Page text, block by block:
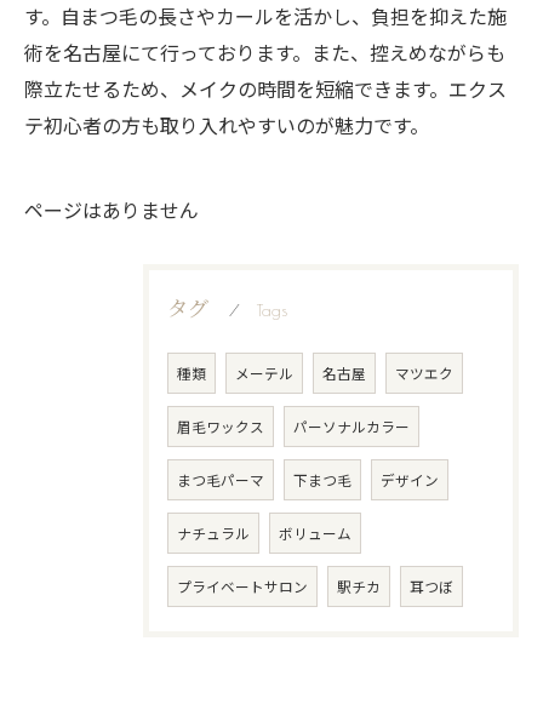
す。自まつ毛の長さやカールを活かし、負担を抑えた施
術を名古屋にて行っております。また、控えめながらも
際立たせるため、メイクの時間を短縮できます。エクス
テ初心者の方も取り入れやすいのが魅力です。
ページはありません
タグ Tags
種類 メーテル 名古屋 マツエク
眉毛ワックス パーソナルカラー
まつ毛パーマ 下まつ毛 デザイン
ナチュラル ボリューム
プライベートサロン 駅チカ 耳つぼ